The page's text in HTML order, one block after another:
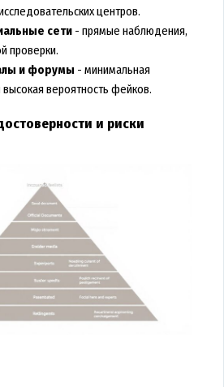
центров.
сети- прямые наблюдения,
проверки.
и форумы - минимальная
высокая вероятность фейков.
и риски